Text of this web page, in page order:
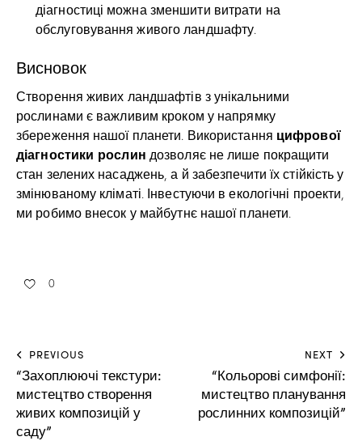
діагностиці можна зменшити витрати на
обслуговування живого ландшафту.
Висновок
Створення живих ландшафтів з унікальними
рослинами є важливим кроком у напрямку
збереження нашої планети. Використання цифрової
діагностики рослин дозволяє не лише покращити
стан зелених насаджень, а й забезпечити їх стійкість у
змінюваному кліматі. Інвестуючи в екологічні проекти,
ми робимо внесок у майбутнє нашої планети.
0
PREVIOUS
“Захоплюючі текстури:
мистецтво створення
живих композицій у
саду”
NEXT
“Кольорові симфонії:
мистецтво планування
рослинних композицій”